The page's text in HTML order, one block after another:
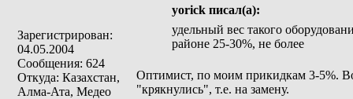
Зарегистрирован:
04.05.2004
Сообщения: 624
Откуда: Казахстан,
Алма-Ата, Медео
yorick писал(а):
удельный вес такого
районе 25-30%, не более
Оптимист, по моим прикидкам 3-5%. Во
"крякнулись", т.е. на замену.